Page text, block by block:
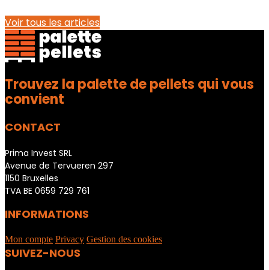
Voir tous les articles
Trouvez la palette de pellets qui vous
convient
CONTACT
Prima Invest SRL
Avenue de Tervueren 297
1150 Bruxelles
TVA BE 0659 729 761
INFORMATIONS
Mon compte Privacy Gestion des cookies
SUIVEZ-NOUS